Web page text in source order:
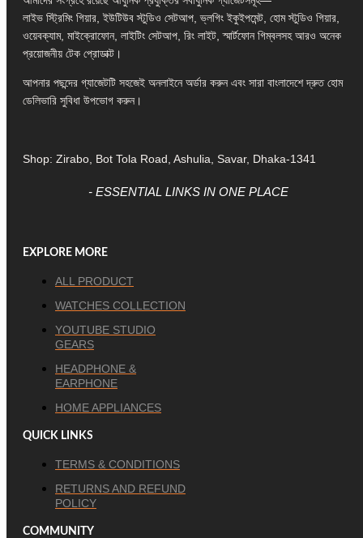
লাইভ স্ট্রিমিং গিয়ার, ইউটিউব স্টুডিও সেটআপ, ভ্লগিং ইকুইপমেন্ট, হোম স্টুডিও গিয়ার,
ওয়েবক্যাম, মাইক্রোফোন, লাইটিং সেটআপ, রিং লাইট, স্মার্টফোন গিম্বলসহ আরও অনেক
প্রয়োজনীয় টেক প্রোডাক্ট।
আপনার পছন্দের গ্যাজেটটি সহজেই অনলাইনে অর্ডার করুন এবং সারা বাংলাদেশে দ্রুত হোম
ডেলিভারি সুবিধা উপভোগ করুন।
Shop: Zirabo, Bot Tola Road, Ashulia, Savar, Dhaka-1341
- ESSENTIAL LINKS IN ONE PLACE
EXPLORE MORE
ALL PRODUCT
WATCHES COLLECTION
YOUTUBE STUDIO
GEARS
HEADPHONE &
EARPHONE
HOME APPLIANCES
QUICK LINKS
TERMS & CONDITIONS
RETURNS AND REFUND
POLICY
COMMUNITY